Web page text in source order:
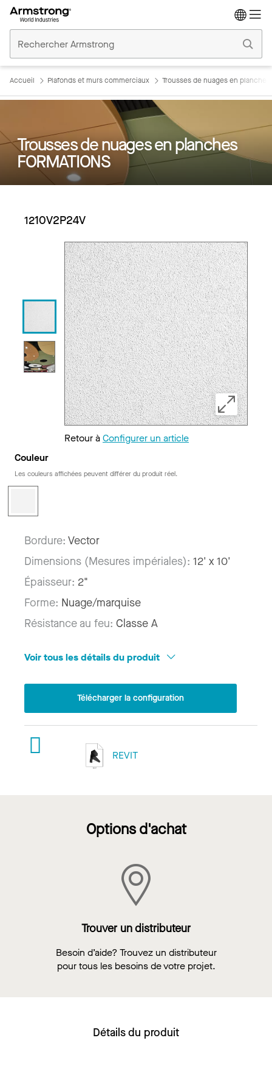
Plafonds
Commerciaux
Accueil Plafonds et murs commerciaux Trousses de nuages en planches
Trousses de nuages en planches
FORMATIONS
1210V2P24V
Retour àConfigurer un article
Couleur
Les couleurs affichées peuvent différer du produit réel.
Bordure: Vector
Dimensions (Mesures impériales): 12' x 10'
Épaisseur: 2"
Forme: Nuage/marquise
Résistance au feu: Classe A
Voir tous les détails du produit
Télécharger la configuration
REVIT
Options d'achat
Trouver un distributeur
Besoin d’aide? Trouvez un distributeur
pour tous les besoins de votre projet.
Détails du produit